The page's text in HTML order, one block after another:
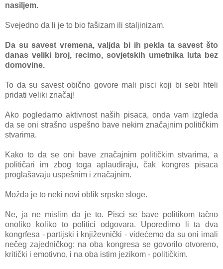
nasiljem.
Svejedno da li je to bio fašizam ili staljinizam.
Da su savest vremena, valjda bi ih pekla ta savest što
danas veliki broj, recimo, sovjetskih umetnika luta bez
domovine.
To da su savest obično govore mali pisci koji bi sebi hteli
pridati veliki značaj!
Ako pogledamo aktivnost naših pisaca, onda vam izgleda
da se oni strašno uspešno bave nekim značajnim političkim
stvarima.
Kako to da se oni bave značajnim političkim stvarima, a
političari im zbog toga aplaudiraju, čak kongres pisaca
proglašavaju uspešnim i značajnim.
Možda je to neki novi oblik srpske sloge.
Ne, ja ne mislim da je to. Pisci se bave politikom tačno
onoliko koliko to politici odgovara. Uporedimo li ta dva
kongrfesa - partijski i književnički - videćemo da su oni imali
nečeg zajedničkog: na oba kongresa se govorilo otvoreno,
kritički i emotivno, i na oba istim jezikom - političkim.